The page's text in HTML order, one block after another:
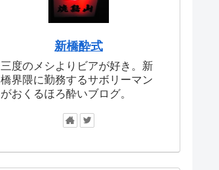
新橋酔式
三度のメシよりビアが好き。新
橋界隈に勤務するサボリーマン
がおくるほろ酔いブログ。